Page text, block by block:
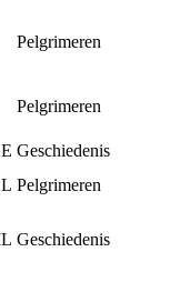
Pelgrimeren
Pelgrimeren
Geschiedenis
Pelgrimeren
Geschiedenis